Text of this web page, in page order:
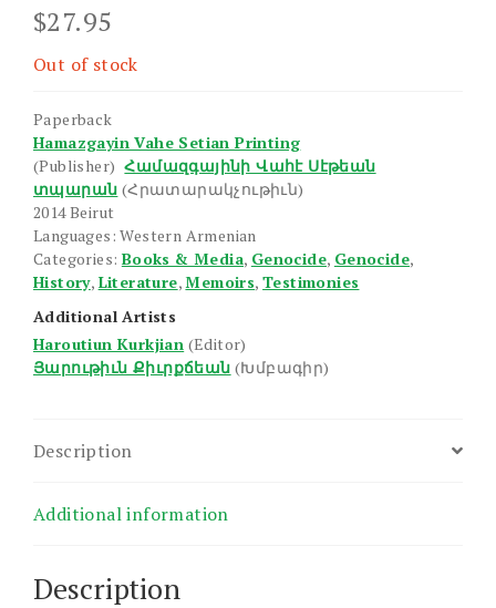
$27.95
Out of stock
Paperback
Hamazgayin Vahe Setian Printing
(Publisher) Համազգայինի Վահէ Սէթեան
տպարան (Հրատարակչութիւն)
2014 Beirut
Languages: Western Armenian
Categories: Books & Media, Genocide, Genocide,
History, Literature,Memoirs,Testimonies
Additional Artists
Haroutiun Kurkjian (Editor)
Յարութիւն Քիւրքճեան (Խմբագիր)
Description
Additional information
Description